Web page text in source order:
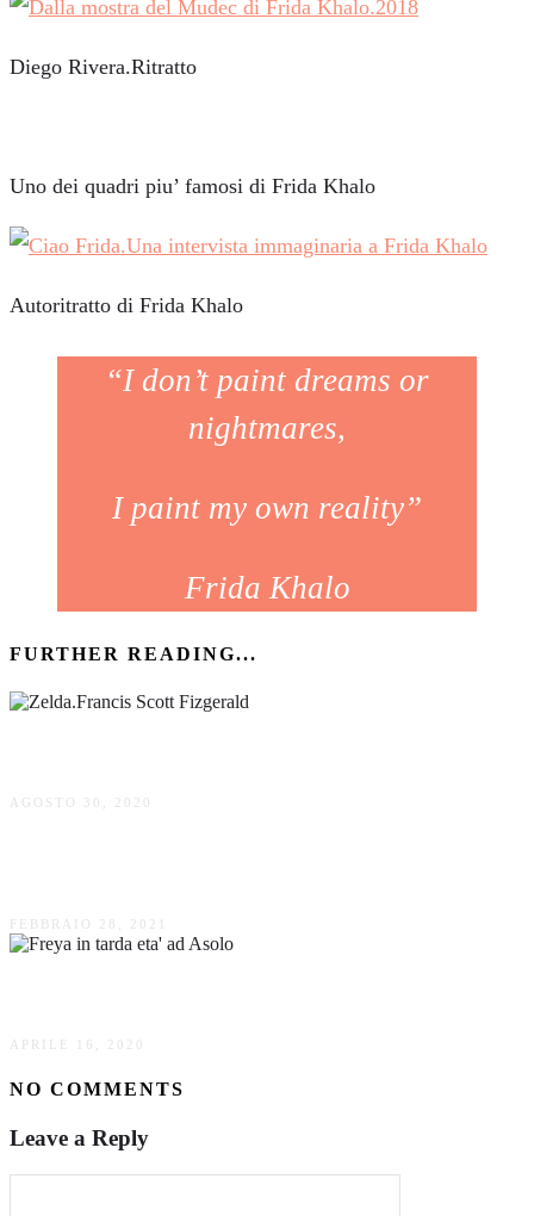
Diego Rivera.Ritratto
Uno dei quadri piu’ famosi di Frida Khalo
Autoritratto di Frida Khalo
“I don’t paint dreams or
nightmares,
I paint my own reality”
Frida Khalo
FURTHER READING...
AGOSTO 30, 2020
FEBBRAIO 28, 2021
APRILE 16, 2020
NO COMMENTS
Leave a Reply